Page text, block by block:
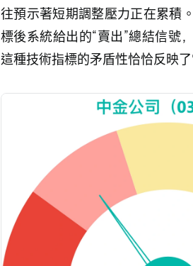
往預示著短期調整壓力正在累積
標後系統給出的“賣出”總結信號
這種技術指標的矛盾性恰恰反映